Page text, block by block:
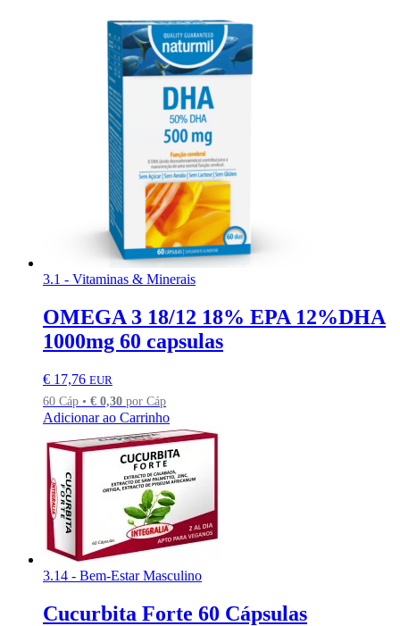
3.1 - Vitaminas & Minerais
OMEGA 3 18/12 18% EPA 12%DHA
1000mg 60 capsulas
€ 17,76 EUR
60 Cáp • € 0,30 por Cáp
Adicionar ao Carrinho
3.14 - Bem-Estar Masculino
Cucurbita Forte 60 Cápsulas